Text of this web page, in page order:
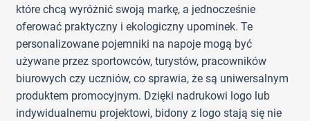
które chcą wyróżnić swoją markę, a jednocześnie
oferować praktyczny i ekologiczny upominek. Te
personalizowane pojemniki na napoje mogą być
używane przez sportowców, turystów, pracowników
biurowych czy uczniów, co sprawia, że są uniwersalnym
produktem promocyjnym. Dzięki nadrukowi logo lub
indywidualnemu projektowi, bidony z logo stają się nie